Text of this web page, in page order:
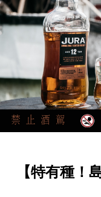
【特有種！